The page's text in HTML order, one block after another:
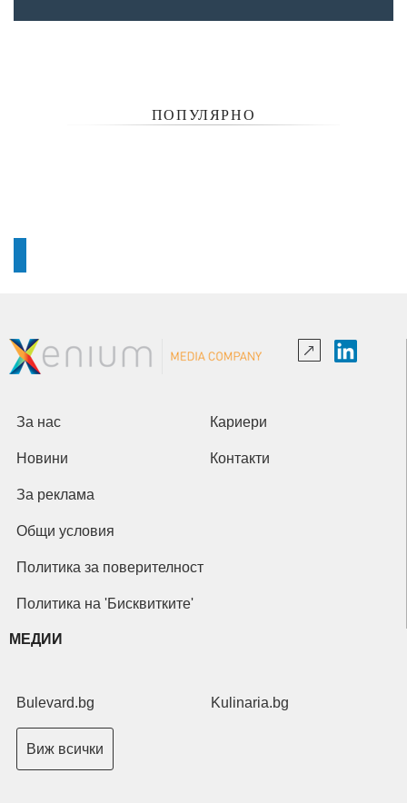
ПОПУЛЯРНО
За нас Кариери
Новини Контакти
За реклама
Общи условия
Политика за поверителност
Политика на 'Бисквитките'
МЕДИИ
Bulevard.bg Kulinaria.bg
Виж всички